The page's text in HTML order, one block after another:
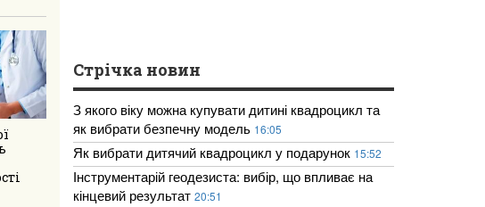
Стрічка новин
З якого віку можна купувати дитині квадроцикл та
як вибрати безпечну модель 16:05
Як вибрати дитячий квадроцикл у подарунок 15:52
Інструментарій геодезиста: вибір, що впливає на
кінцевий результат 20:51